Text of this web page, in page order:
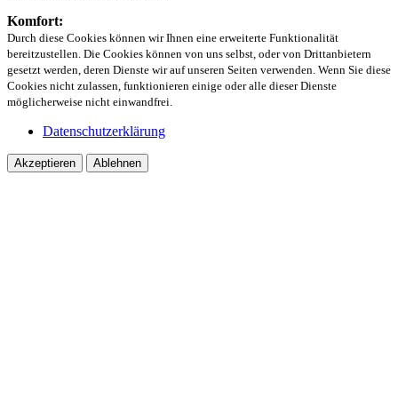
Komfort:
Durch diese Cookies können wir Ihnen eine erweiterte Funktionalität
bereitzustellen. Die Cookies können von uns selbst, oder von Drittanbietern
gesetzt werden, deren Dienste wir auf unseren Seiten verwenden. Wenn Sie diese
Cookies nicht zulassen, funktionieren einige oder alle dieser Dienste
möglicherweise nicht einwandfrei.
Datenschutzerklärung
Akzeptieren Ablehnen